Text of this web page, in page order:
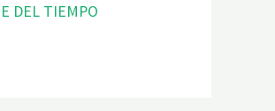
DEL TIEMPO